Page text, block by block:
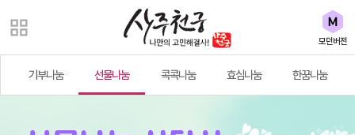
모던버전
기부나눔 선물나눔 콕콕나눔 효심나눔 한꿈나눔